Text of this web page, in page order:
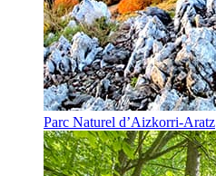
Parc Naturel d’Aizkorri-Aratz